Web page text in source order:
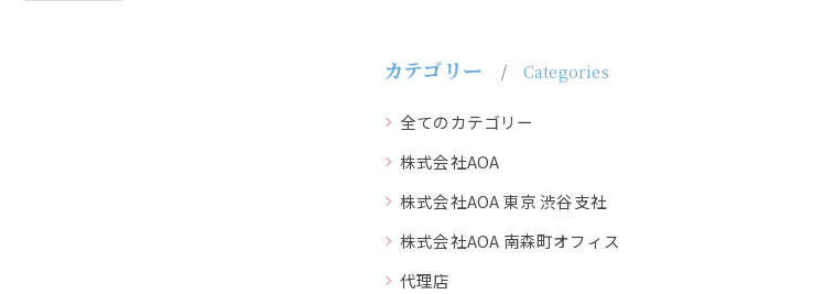
カテゴリー Categories
全てのカテゴリー
株式会社AOA
株式会社AOA 東京 渋谷支社
株式会社AOA 南森町オフィス
代理店